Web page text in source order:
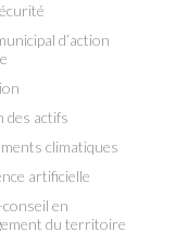
d’action
des actifs
climatiques
artificielle
en
du territoire